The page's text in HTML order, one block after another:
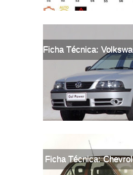
Ficha Técnica:
Ficha Técnica: